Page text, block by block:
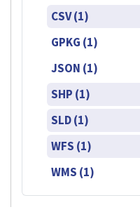
CSV (1)
GPKG (1)
JSON (1)
SHP (1)
SLD (1)
WFS (1)
WMS (1)